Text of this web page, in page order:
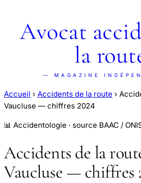
Avocat
la
— MAGAZINE
Accueil › Accidents de la route ›
Vaucluse — chiffres 2024
📊 Accidentologie · source BAAC /
Accidents de la
Vaucluse — chiffres